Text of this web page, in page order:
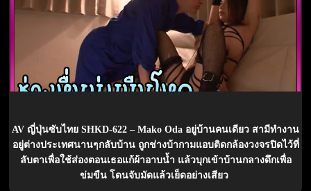
AV ญี่ปุ่นซับไทย SHKD-622 – Mako Oda อยู่บ้านคนเดียว สามีทำงาน
อยู่ต่างประเทศนานๆกลับบ้าน ถูกช่างบ้ากามแอบติดกล้องวงจรปิดไว้ที่
ลับตาเพื่อใช้ส่องตอนเธอแก้ผ้าอาบน้ำ แล้วบุกเข้าบ้านกลางดึกเพื่อ
ข่มขืน โดนจับมัดแล้วเย็ดอย่างเสียว